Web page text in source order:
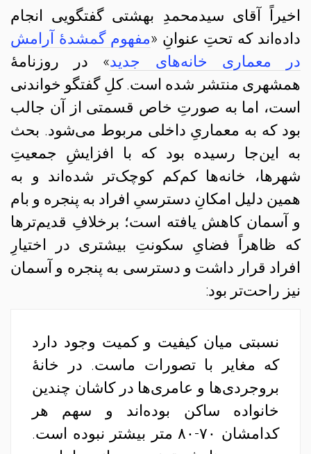
اخیراً آقای سید‌محمدِ بهشتی گفتگویی انجام
داده‌اند که تحتِ عنوانِ «مفهوم گمشدهٔ آرامش
در معماری خانه‌های جدید» در روزنامهٔ
همشهری منتشر شده است. کلِ گفتگو خواندنی
است، اما به صورتِ خاص قسمتی از آن جالب
بود که به معماریِ داخلی مربوط می‌شود. بحث
به این‌جا رسیده بود که با افزایشِ‌ جمعیتِ
شهرها، خانه‌ها کم‌کم کوچک‌تر شده‌اند و به
همین دلیل امکانِ دسترسیِ افراد به پنجره و بام
و آسمان کاهش یافته است؛ برخلافِ قدیم‌ترها
که ظاهراً فضایِ سکونتِ بیشتری در اختیارِ
افراد قرار داشت و دسترسی به پنجره و آسمان
نیز راحت‌تر بود:
نسبتی میان کیفیت و کمیت وجود دارد
که مغایر با تصورات ماست. در خانهٔ
بروجردی‌ها و عامری‌ها در کاشان چندین
خانواده ساکن بوده‌اند و سهم هر
کدامشان ۷۰-۸۰ متر بیشتر نبوده است.